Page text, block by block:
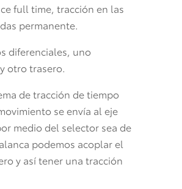
full time, tracción en las
permanente.
diferenciales, uno
otro trasero.
de tracción de tiempo
se envía al eje
medio del selector sea de
podemos acoplar el
y así tener una tracción